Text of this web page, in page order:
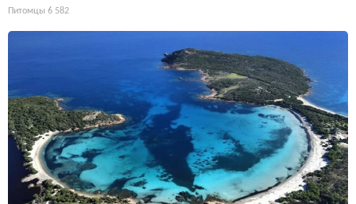
Питомцы 6 582